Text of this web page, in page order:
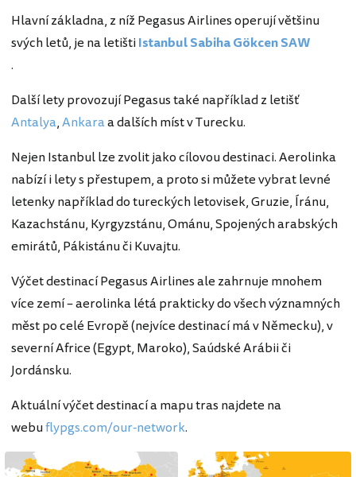
Hlavní základna, z níž Pegasus Airlines operují většinu
svých letů, je na letištiIstanbul Sabiha Gökcen SAW
.
Další lety provozují Pegasus také například z letišť
Antalya,Ankaraa dalších míst v Turecku.
Nejen Istanbul lze zvolit jako cílovou destinaci. Aerolinka
nabízí i lety s přestupem, a proto si můžete vybrat levné
letenky například do tureckých letovisek, Gruzie, Íránu,
Kazachstánu, Kyrgyzstánu, Ománu, Spojených arabských
emirátů, Pákistánu či Kuvajtu.
Výčet destinací Pegasus Airlines ale zahrnuje mnohem
více zemí – aerolinka létá prakticky do všech významných
měst po celé Evropě (nejvíce destinací má v Německu), v
severní Africe (Egypt, Maroko), Saúdské Arábii či
Jordánsku.
Aktuální výčet destinací a mapu tras najdete na
webuflypgs.com/our-network.